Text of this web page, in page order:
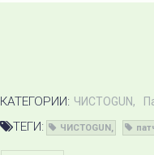
КАТЕГОРИИ: ЧИСТОGUN
ТЕГИ: ЧИСТОGUN